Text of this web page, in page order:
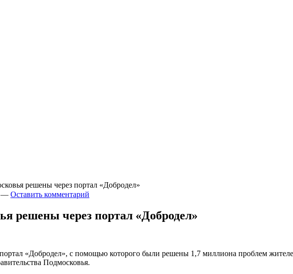
решены через портал «Добродел»
— Оставить комментарий
решены через портал «Добродел»
«Добродел», с помощью которого были решены 1,7 миллиона проблем
Подмосковья.